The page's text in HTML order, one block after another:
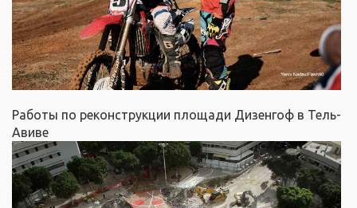
Работы по реконструкции площади Дизенгоф в Тель-
Авиве